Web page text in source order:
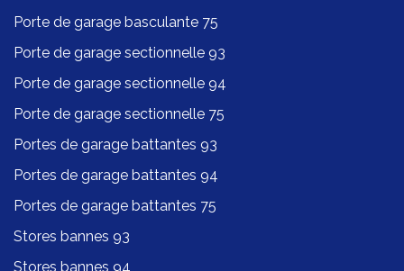
Porte de garage basculante 75
Porte de garage sectionnelle 93
Porte de garage sectionnelle 94
Porte de garage sectionnelle 75
Portes de garage battantes 93
Portes de garage battantes 94
Portes de garage battantes 75
Stores bannes 93
Stores bannes 94